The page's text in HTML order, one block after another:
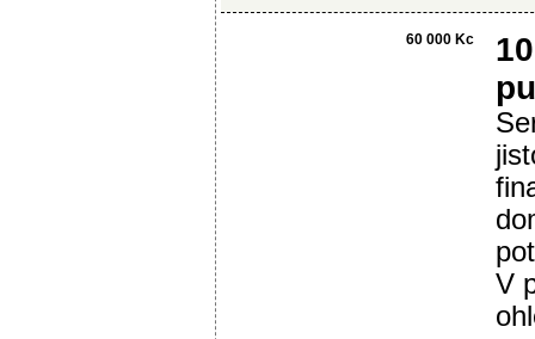
60 000 Kc
V